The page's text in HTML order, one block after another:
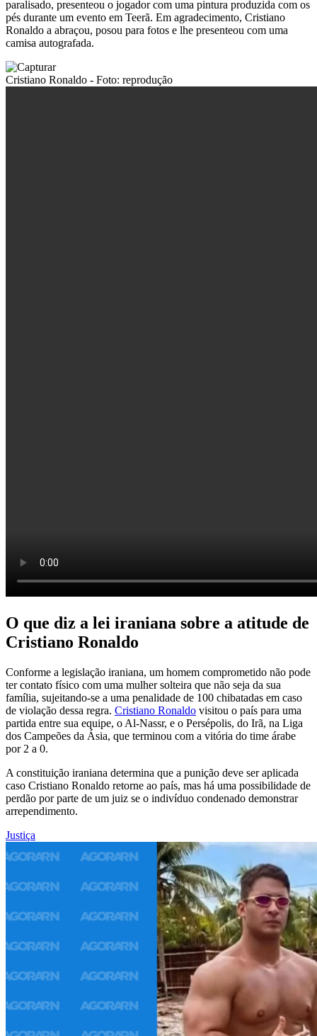
paralisado, presenteou o jogador com uma pintura produzida com os
pés durante um evento em Teerã. Em agradecimento, Cristiano
Ronaldo a abraçou, posou para fotos e lhe presenteou com uma
camisa autografada.
Cristiano Ronaldo - Foto: reprodução
O que diz a lei iraniana sobre a atitude de
Cristiano Ronaldo
Conforme a legislação iraniana, um homem comprometido não pode
ter contato físico com uma mulher solteira que não seja da sua
família, sujeitando-se a uma penalidade de 100 chibatadas em caso
de violação dessa regra. Cristiano Ronaldo visitou o país para uma
partida entre sua equipe, o Al-Nassr, e o Persépolis, do Irã, na Liga
dos Campeões da Ásia, que terminou com a vitória do time árabe
por 2 a 0.
A constituição iraniana determina que a punição deve ser aplicada
caso Cristiano Ronaldo retorne ao país, mas há uma possibilidade de
perdão por parte de um juiz se o indivíduo condenado demonstrar
arrependimento.
Justiça